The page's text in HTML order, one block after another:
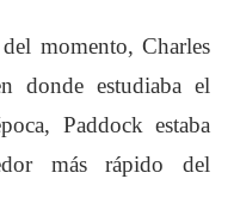
momento, Charles
donde estudiaba el
Paddock estaba
más rápido del